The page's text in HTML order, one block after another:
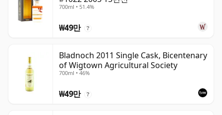
700ml • 51.4%
₩49만 ?
Bladnoch 2011 Single Cask, Bicentenary
of Wigtown Agricultural Society
700ml • 46%
₩49만 ?